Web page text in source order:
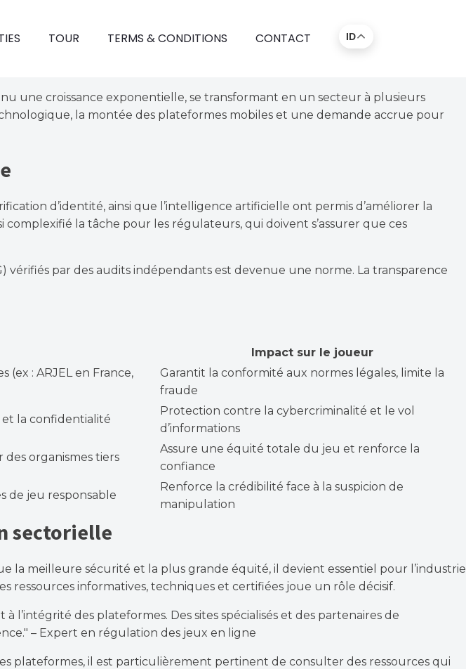
TOUR TERMS & CONDITIONS CONTACT ID
une croissance exponentielle, se transformant en un secteur à plusieurs
la montée des plateformes mobiles et une demande accrue pour
d’identité, ainsi que l’intelligence artificielle ont permis d’améliorer la
la tâche pour les régulateurs, qui doivent s’assurer que ces
vérifiés par des audits indépendants est devenue une norme. La transparence
Impact sur le joueur
: ARJEL en France,
Garantit la conformité aux normes légales, limite la
fraude
et la confidentialité
Protection contre la cybercriminalité et le vol
d’informations
organismes tiers
Assure une équité totale du jeu et renforce la
confiance
de jeu responsable
Renforce la crédibilité face à la suspicion de
manipulation
sectorielle
meilleure sécurité et la plus grande équité, il devient essentiel pour l’industrie
ressources informatives, techniques et certifiées joue un rôle décisif.
des plateformes. Des sites spécialisés et des partenaires de
– Expert en régulation des jeux en ligne
plateformes, il est particulièrement pertinent de consulter des ressources qui